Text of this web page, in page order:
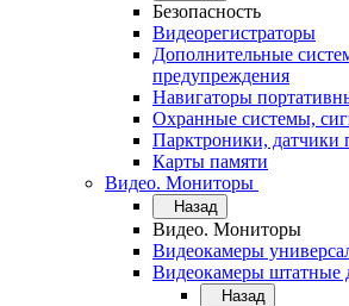
Безопасность
Видеорегистраторы
Дополнительные
предупреждения
Навигаторы
Охранные системы,
Парктроники, датчики
Карты памяти
Видео. Мониторы
Назад
Видео. Мониторы
Видеокамеры
Видеокамеры штатные
Назад